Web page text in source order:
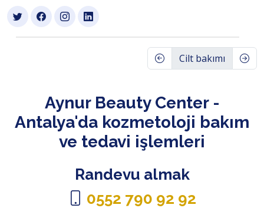
Cilt bakımı
Aynur Beauty Center -
Antalya'da kozmetoloji bakım
ve tedavi işlemleri
Randevu almak
0552 790 92 92